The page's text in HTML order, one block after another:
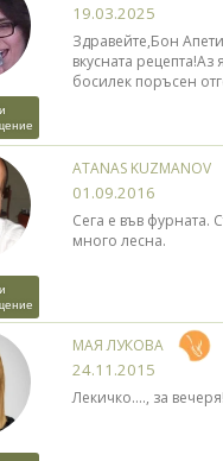
19.03.2025
Здравейте,Бон
вкусната
босилек поръсен
ATANAS KUZMANOV
01.09.2016
Сега е във фурната.
много лесна.
МАЯ ЛУКОВА
24.11.2015
Лекичко...., за вечеря!